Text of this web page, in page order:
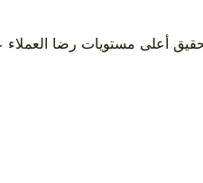
أعلى مستويات رضا العملاء